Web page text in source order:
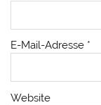
E-Mail-Adresse *
Website